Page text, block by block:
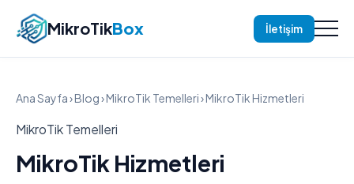
MikroTikBox İletişim
Ana Sayfa›Blog›MikroTik Temelleri› MikroTik Hizmetleri
MikroTik Temelleri
MikroTik Hizmetleri